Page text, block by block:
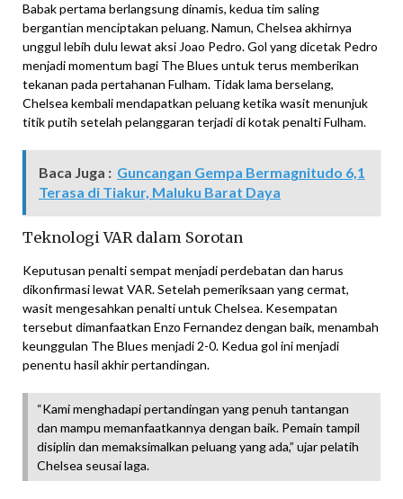
Babak pertama berlangsung dinamis, kedua tim saling
bergantian menciptakan peluang. Namun, Chelsea akhirnya
unggul lebih dulu lewat aksi Joao Pedro. Gol yang dicetak Pedro
menjadi momentum bagi The Blues untuk terus memberikan
tekanan pada pertahanan Fulham. Tidak lama berselang,
Chelsea kembali mendapatkan peluang ketika wasit menunjuk
titik putih setelah pelanggaran terjadi di kotak penalti Fulham.
Baca Juga : Guncangan Gempa Bermagnitudo 6,1
Terasa di Tiakur, Maluku Barat Daya
Teknologi VAR dalam Sorotan
Keputusan penalti sempat menjadi perdebatan dan harus
dikonfirmasi lewat VAR. Setelah pemeriksaan yang cermat,
wasit mengesahkan penalti untuk Chelsea. Kesempatan
tersebut dimanfaatkan Enzo Fernandez dengan baik, menambah
keunggulan The Blues menjadi 2-0. Kedua gol ini menjadi
penentu hasil akhir pertandingan.
“Kami menghadapi pertandingan yang penuh tantangan
dan mampu memanfaatkannya dengan baik. Pemain tampil
disiplin dan memaksimalkan peluang yang ada,” ujar pelatih
Chelsea seusai laga.